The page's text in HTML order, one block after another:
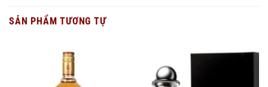
SẢN PHẨM TƯƠNG TỰ